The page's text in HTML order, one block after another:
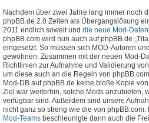
Nachdem über zwei Jahre lang immer noch
phpBB.de 2.0 Zeiten als Übergangslösung
2011 endlich soweit und die neue Mod-
phpBB.com wird nun auch auf phpBB.de
eingesetzt. So müssen sich MOD-Autoren
gewöhnen. Zusammen mit der neuen Mod-
Richtlinien zur Aufnahme und Validierung
um diese auch an die Regeln von
Mod-DB auf phpBB.de keine bloße Kopie
Ziel war weiterhin, solche Mods anzubieten,
verfügbar sind. Außerdem sind unsere
nicht ganz so streng wie die von
Mod-Teams beschleunigte dann auch die